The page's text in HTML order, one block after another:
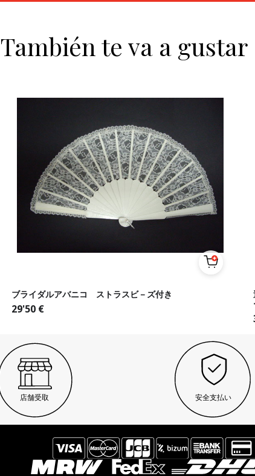
También te va a gustar
ブライダルアバニコ ストラスビ－ズ付き
29'50 €
店舗受取 安全支払い